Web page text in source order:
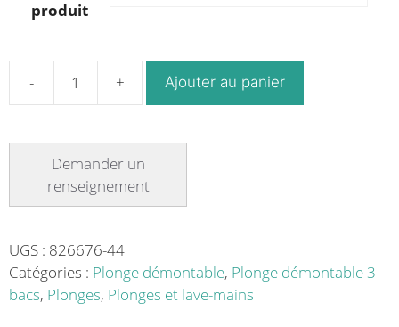
produit
quantité
démontable
avec
étagère
bacs
L
Ajouter au panier
UGS : 826676-44
Catégories : Plonge démontable, Plonge démontable 3
bacs, Plonges, Plonges et lave-mains